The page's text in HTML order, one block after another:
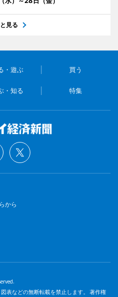
見る
・遊ぶ 買う
・知る 特集
から
表などの無断転載を禁止します。 著作権